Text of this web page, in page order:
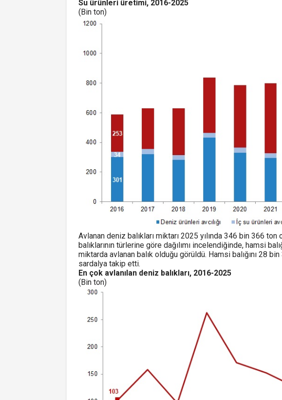
Su ürünleri üretimi, 2016-2025
(Bin ton)
Avlanan deniz balıkları miktarı 2025 yılında 346 bin 366
balıklarının türlerine göre dağılımı incelendiğinde, hamsi
miktarda avlanan balık olduğu görüldü. Hamsi balığını 28
sardalya takip etti.
En çok avlanılan deniz balıkları, 2016-2025
(Bin ton)